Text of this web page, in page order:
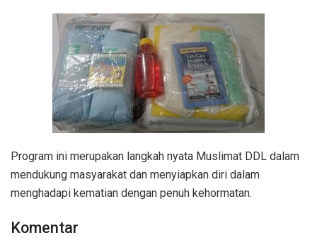
Program ini merupakan langkah nyata Muslimat DDL dalam
mendukung masyarakat dan menyiapkan diri dalam
menghadapi kematian dengan penuh kehormatan.
Komentar